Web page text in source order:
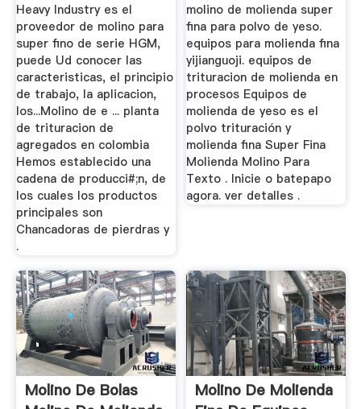
Heavy Industry es el
proveedor de molino para
super fino de serie HGM,
puede Ud conocer las
caracteristicas, el principio
de trabajo, la aplicacion,
los...Molino de e ... planta
de trituracion de
agregados en colombia
Hemos establecido una
cadena de producci#;n, de
los cuales los productos
principales son
Chancadoras de pierdras y
.
molino de molienda super
fina para polvo de yeso.
equipos para molienda fina
yijianguoji. equipos de
trituracion de molienda en
procesos Equipos de
molienda de yeso es el
polvo trituración y
molienda fina Super Fina
Molienda Molino Para
Texto . Inicie o batepapo
agora. ver detalles .
Molino De Bolas
Molino De Molienda